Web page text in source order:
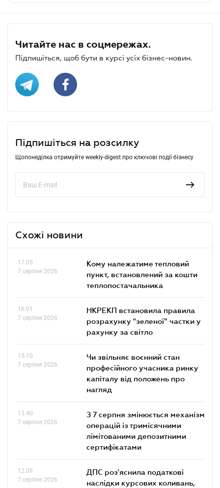
Читайте нас в соцмережах.
Підпишіться, щоб бути в курсі усіх бізнес-новин.
Підпишіться на розсилку
Щопонеділка отримуйте weekly-digest про ключові події бізнесу
Схожі новини
17.05
7 серпня 2026
Кому належатиме тепловий
пункт, встановлений за кошти
теплопостачальника
16.01
7 серпня 2026
НКРЕКП встановила правила
розрахунку "зеленої" частки у
рахунку за світло
15.10
7 серпня 2026
Чи звільняє воєнний стан
професійного учасника ринку
капіталу від положень про
нагляд
13.40
7 серпня 2026
З 7 серпня змінюється механізм
операцій із тримісячними
лімітованими депозитними
сертифікатами
12.09
7 серпня 2026
ДПС роз'яснила податкові
наслідки курсових коливань,